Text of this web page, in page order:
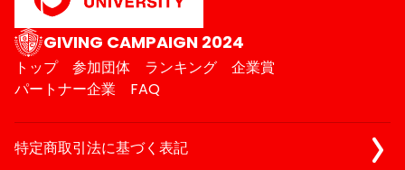
GIVING CAMPAIGN 2024
トップ 参加団体 ランキング
企業賞
パートナー企業
FAQ
特定商取引法に基づく表記